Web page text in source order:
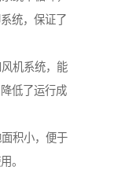
统，保证了
机系统，能
低了运行成
积小，便于
。